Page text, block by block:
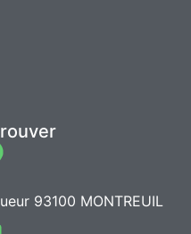
93100 MONTREUIL